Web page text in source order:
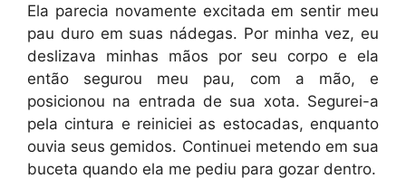
Ela parecia novamente excitada em sentir meu
pau duro em suas nádegas. Por minha vez, eu
deslizava minhas mãos por seu corpo e ela
então segurou meu pau, com a mão, e
posicionou na entrada de sua xota. Segurei-a
pela cintura e reiniciei as estocadas, enquanto
ouvia seus gemidos. Continuei metendo em sua
buceta quando ela me pediu para gozar dentro.